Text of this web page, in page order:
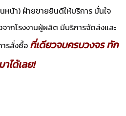
หน้า) ฝ่ายขายยินดีให้บริการ มั่นใจ
ากโรงงานผู้ผลิต มีบริการจัดส่งและ
รสั่งซื้อ ที่เดียวจบครบวงจร ทัก
าได้เลย!